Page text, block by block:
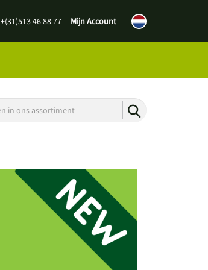
+(31)513 46 88 77 Mijn Account